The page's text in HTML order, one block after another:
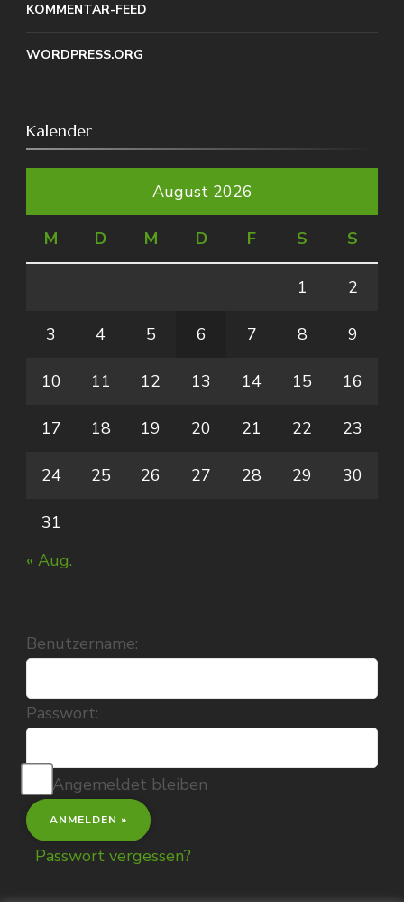
KOMMENTAR-FEED
WORDPRESS.ORG
Kalender
August 2026
M D M D F S S
1 2
3 4 5 6 7 8 9
10 11 12 13 14 15 16
17 18 19 20 21 22 23
24 25 26 27 28 29 30
31
« Aug.
Benutzername:
Passwort:
Angemeldet bleiben
Passwort vergessen?